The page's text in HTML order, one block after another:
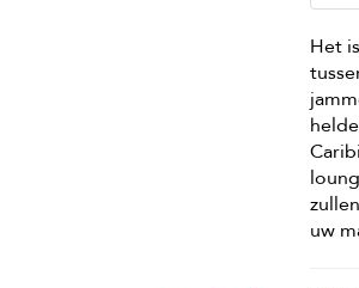
Het
uw